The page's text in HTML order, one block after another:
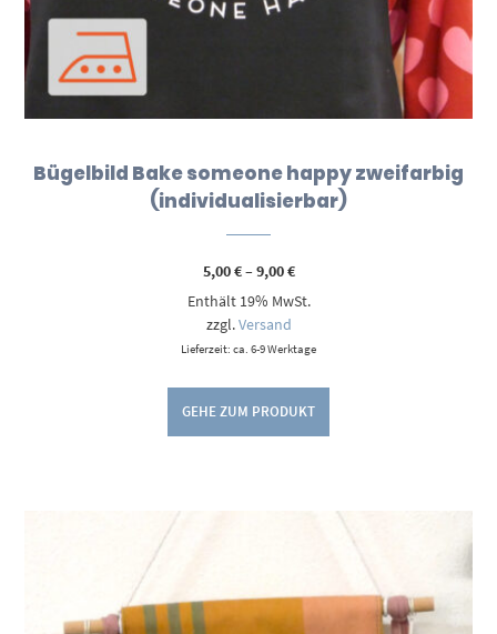
Bügelbild Bake someone happy zweifarbig
(individualisierbar)
5,00€–9,00€Preisspanne:
bis
Enthält 19% MwSt.
zzgl.Versand
Lieferzeit: ca. 6-9 Werktage
GEHE ZUM PRODUKT